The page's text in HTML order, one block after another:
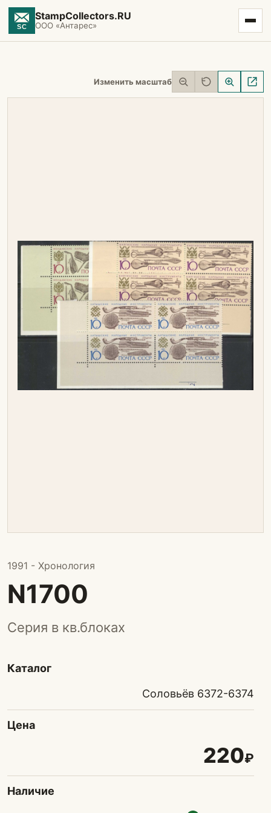
StampCollectors.RU
ООО «Антарес»
Изменить масштаб
1991 - Хронология
N1700
Серия в кв.блоках
Каталог
Соловьёв 6372-6374
Цена
220₽
Наличие